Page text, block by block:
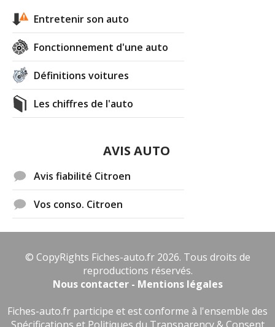
Entretenir son auto
Fonctionnement d'une auto
Définitions voitures
Les chiffres de l'auto
AVIS AUTO
Avis fiabilité Citroen
Vos conso. Citroen
© CopyRights Fiches-auto.fr 2026. Tous droits de
reproductions réservés.
Nous contacter - Mentions légales
Fiches-auto.fr participe et est conforme à l'ensemble des